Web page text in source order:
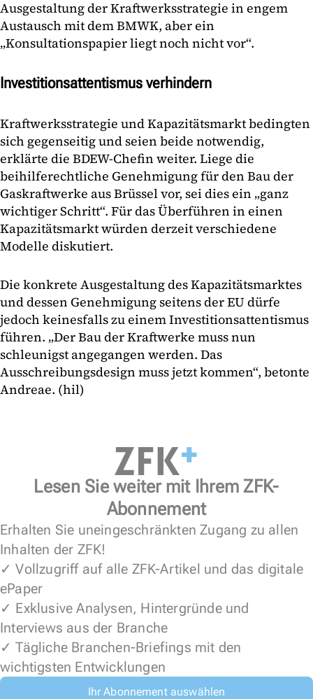
Ausgestaltung der Kraftwerksstrategie in engem
Austausch mit dem BMWK, aber ein
„Konsultationspapier liegt noch nicht vor“.
Investitionsattentismus verhindern
Kraftwerksstrategie und Kapazitätsmarkt bedingten
sich gegenseitig und seien beide notwendig,
erklärte die BDEW-Chefin weiter. Liege die
beihilferechtliche Genehmigung für den Bau der
Gaskraftwerke aus Brüssel vor, sei dies ein „ganz
wichtiger Schritt“. Für das Überführen in einen
Kapazitätsmarkt würden derzeit verschiedene
Modelle diskutiert.
Die konkrete Ausgestaltung des Kapazitätsmarktes
und dessen Genehmigung seitens der EU dürfe
jedoch keinesfalls zu einem Investitionsattentismus
führen. „Der Bau der Kraftwerke muss nun
schleunigst angegangen werden. Das
Ausschreibungsdesign muss jetzt kommen“, betonte
Andreae. (hil)
Lesen Sie weiter mit Ihrem ZFK-
Abonnement
Erhalten Sie uneingeschränkten Zugang zu allen
Inhalten der ZFK!
✓ Vollzugriff auf alle ZFK-Artikel und das digitale
ePaper
✓ Exklusive Analysen, Hintergründe und
Interviews aus der Branche
✓ Tägliche Branchen-Briefings mit den
wichtigsten Entwicklungen
Ihr Abonnement auswählen